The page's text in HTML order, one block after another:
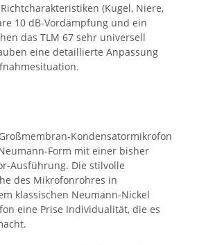
(Kugel, Niere,
10 dB-Vordämpfung und ein
das TLM 67 sehr universell
eine detaillierte Anpassung
Kondensatormikrofon
Form mit einer bisher
Ausführung. Die stilvolle
des Mikrofonrohres in
klassischen Neumann-Nickel
eine Prise Individualität, die es